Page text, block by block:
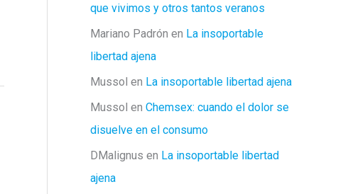
que vivimos y otros tantos veranos
Mariano Padrón en La insoportable
libertad ajena
Mussol en La insoportable libertad ajena
Mussol en Chemsex: cuando el dolor se
disuelve en el consumo
DMalignus en La insoportable libertad
ajena